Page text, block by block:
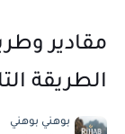
مقادير
الطريقة
بوهني بوهني